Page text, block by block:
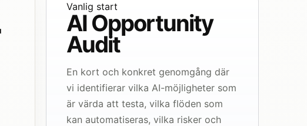
Vanlig start
AI Opportunity
Audit
En kort och konkret genomgång där
vi identifierar vilka AI-möjligheter som
är värda att testa, vilka flöden som
kan automatiseras, vilka risker och